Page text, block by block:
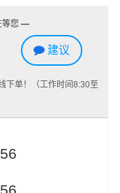
您 —
建议
下单！（工作时间8:30至